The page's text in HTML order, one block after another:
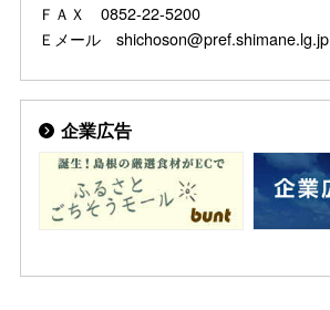
ＦＡＸ 0852-22-5200
Ｅメール shichoson@pref.shimane.lg.jp
企業広告